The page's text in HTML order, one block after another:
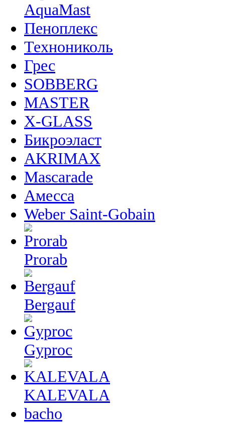
AquaMast
Пеноплекс
Технониколь
Грес
SOBBERG
MASTER
X-GLASS
Бикроэласт
AKRIMAX
Mascarade
Амесса
Weber Saint-Gobain
Prorab
Bergauf
Gyproc
KALEVALA
bacho